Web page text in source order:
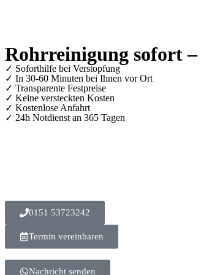
Rohrreinigung sofort
✓ Soforthilfe bei Verstopfung
✓ In 30-60 Minuten bei Ihnen vor Ort
✓ ⁠Transparente Festpreise
✓ Keine versteckten Kosten
✓ Kostenlose Anfahrt
✓ ⁠24h Notdienst an 365 Tagen
0151 53723242
Termin vereinbaren
Nachricht senden